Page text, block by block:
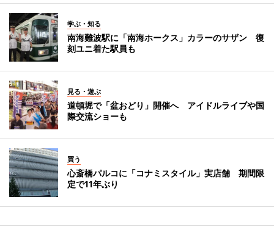
学ぶ・知る
南海難波駅に「南海ホークス」カラーのサザン 復
刻ユニ着た駅員も
見る・遊ぶ
道頓堀で「盆おどり」開催へ アイドルライブや国
際交流ショーも
買う
心斎橋パルコに「コナミスタイル」実店舗 期間限
定で11年ぶり